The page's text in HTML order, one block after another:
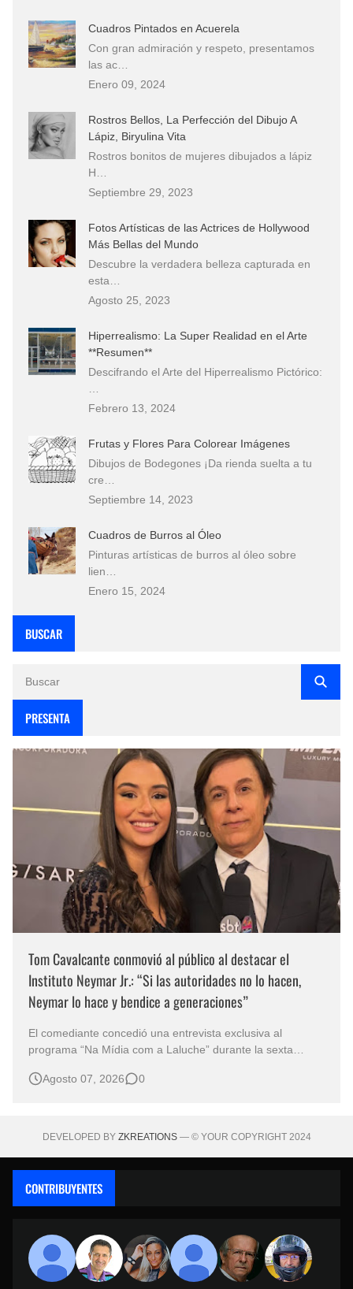
Cuadros Pintados en Acuerela
Con gran admiración y respeto, presentamos
las ac…
Enero 09, 2024
Rostros Bellos, La Perfección del Dibujo A
Lápiz, Biryulina Vita
Rostros bonitos de mujeres dibujados a lápiz
H…
Septiembre 29, 2023
Fotos Artísticas de las Actrices de Hollywood
Más Bellas del Mundo
Descubre la verdadera belleza capturada en
esta…
Agosto 25, 2023
Hiperrealismo: La Super Realidad en el Arte
**Resumen**
Descifrando el Arte del Hiperrealismo Pictórico:
Febrero 13, 2024
Frutas y Flores Para Colorear Imágenes
Dibujos de Bodegones ¡Da rienda suelta a tu
cre…
Septiembre 14, 2023
Cuadros de Burros al Óleo
Pinturas artísticas de burros al óleo sobre
lien…
Enero 15, 2024
BUSCAR
PRESENTA
Tom Cavalcante conmovió al público al destacar el
Instituto Neymar Jr.: “Si las autoridades no lo hacen,
Neymar lo hace y bendice a generaciones”
El comediante concedió una entrevista exclusiva al
programa “Na Mídia com a Laluche” durante la sexta
eventos benéficos más importantes de Brasil. En medio del
Agosto 07, 2026 0
DEVELOPED BY ZKREATIONS— © YOUR COPYRIGHT 2024
CONTRIBUYENTES